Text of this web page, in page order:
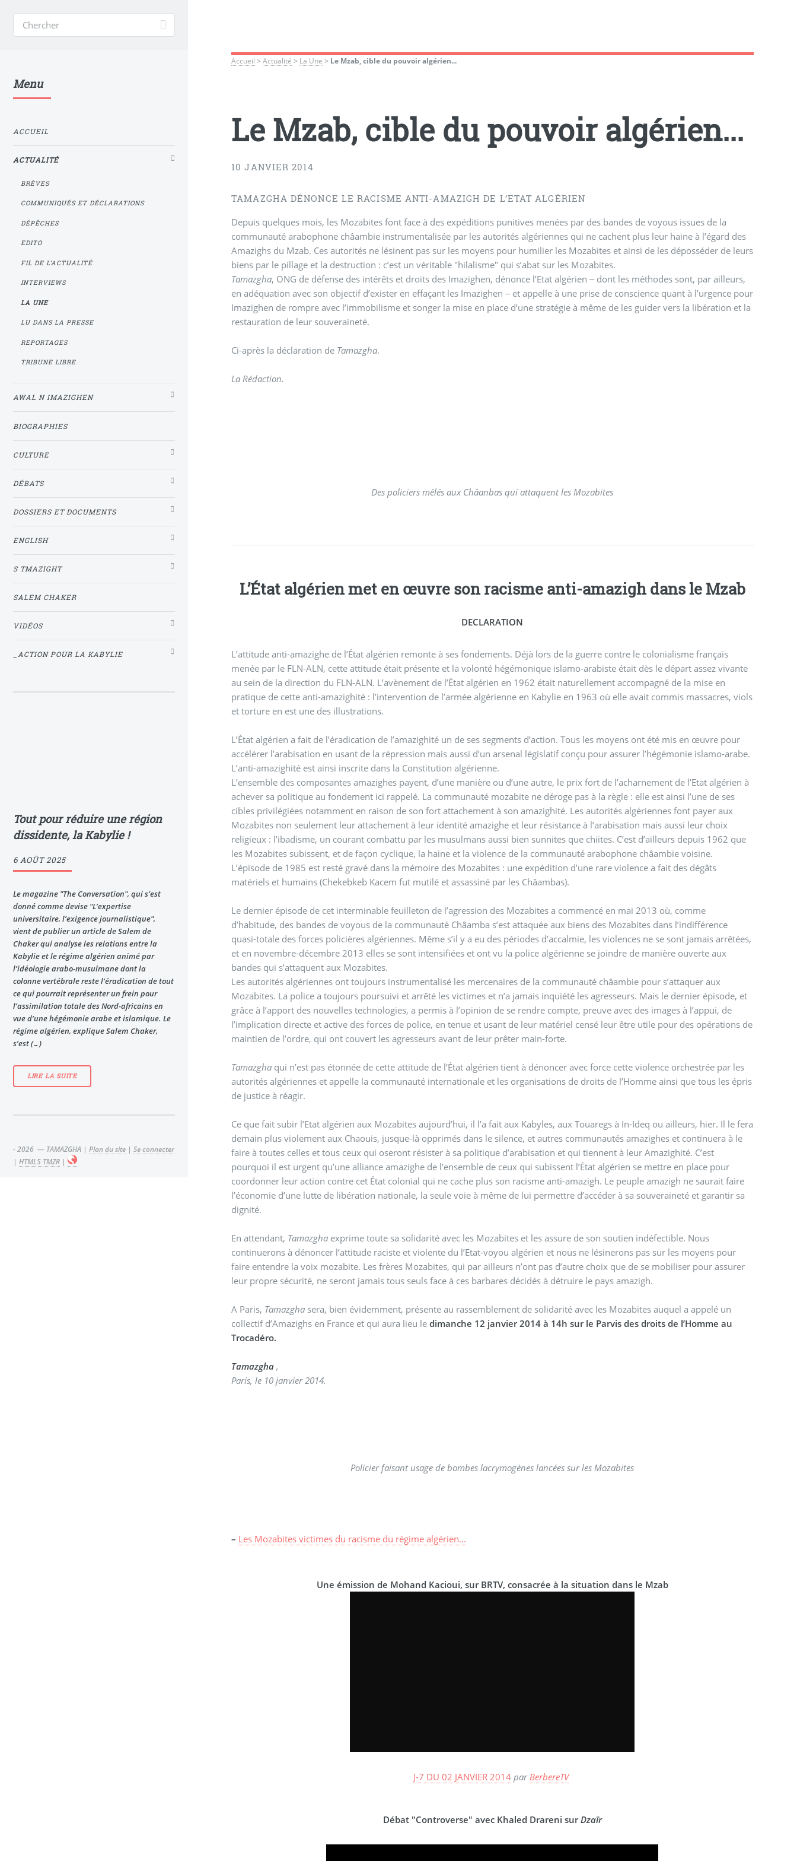
Accueil >Actualité > La Une > Le Mzab, cible du pouvoir algérien...
Le Mzab, cible du pouvoir algérien...
10 JANVIER 2014
TAMAZGHA DÉNONCE LE RACISME ANTI-AMAZIGH DE L’ETAT ALGÉRIEN
Depuis quelques mois, les Mozabites font face à des expéditions punitives menées par des bandes de voyous issues de la
communauté arabophone châambie instrumentalisée par les autorités algériennes qui ne cachent plus leur haine à l’égard des
Amazighs du Mzab. Ces autorités ne lésinent pas sur les moyens pour humilier les Mozabites et ainsi de les déposséder de leurs
biens par le pillage et la destruction : c’est un véritable "hilalisme" qui s’abat sur les Mozabites.
Tamazgha, ONG de défense des intérêts et droits des Imazighen, dénonce l’Etat algérien ‒ dont les méthodes sont, par ailleurs,
en adéquation avec son objectif d’exister en effaçant les Imazighen ‒ et appelle à une prise de conscience quant à l’urgence pour
Imazighen de rompre avec l’immobilisme et songer la mise en place d’une stratégie à même de les guider vers la libération et la
restauration de leur souveraineté.
Ci-après la déclaration de Tamazgha.
La Rédaction.
Des policiers mêlés aux Châanbas qui attaquent les Mozabites
L’État algérien met en œuvre son racisme anti-amazigh dans le Mzab
DECLARATION
L’attitude anti-amazighe de l’État algérien remonte à ses fondements. Déjà lors de la guerre contre le colonialisme français
menée par le FLN-ALN, cette attitude était présente et la volonté hégémonique islamo-arabiste était dès le départ assez vivante
au sein de la direction du FLN-ALN. L’avènement de l’État algérien en 1962 était naturellement accompagné de la mise en
pratique de cette anti-amazighité : l’intervention de l’armée algérienne en Kabylie en 1963 où elle avait commis massacres, viols
et torture en est une des illustrations.
L’État algérien a fait de l’éradication de l’amazighité un de ses segments d’action. Tous les moyens ont été mis en œuvre pour
accélérer l’arabisation en usant de la répression mais aussi d’un arsenal législatif conçu pour assurer l’hégémonie islamo-arabe.
L’anti-amazighité est ainsi inscrite dans la Constitution algérienne.
L’ensemble des composantes amazighes payent, d’une manière ou d’une autre, le prix fort de l’acharnement de l’Etat algérien à
achever sa politique au fondement ici rappelé. La communauté mozabite ne déroge pas à la règle : elle est ainsi l’une de ses
cibles privilégiées notamment en raison de son fort attachement à son amazighité. Les autorités algériennes font payer aux
Mozabites non seulement leur attachement à leur identité amazighe et leur résistance à l’arabisation mais aussi leur choix
religieux : l’ibadisme, un courant combattu par les musulmans aussi bien sunnites que chiites. C’est d’ailleurs depuis 1962 que
les Mozabites subissent, et de façon cyclique, la haine et la violence de la communauté arabophone châambie voisine.
L’épisode de 1985 est resté gravé dans la mémoire des Mozabites : une expédition d’une rare violence a fait des dégâts
matériels et humains (Chekebkeb Kacem fut mutilé et assassiné par les Châambas).
Le dernier épisode de cet interminable feuilleton de l’agression des Mozabites a commencé en mai 2013 où, comme
d’habitude, des bandes de voyous de la communauté Châamba s’est attaquée aux biens des Mozabites dans l’indifférence
quasi-totale des forces policières algériennes. Même s’il y a eu des périodes d’accalmie, les violences ne se sont jamais arrêtées,
et en novembre-décembre 2013 elles se sont intensifiées et ont vu la police algérienne se joindre de manière ouverte aux
bandes qui s’attaquent aux Mozabites.
Les autorités algériennes ont toujours instrumentalisé les mercenaires de la communauté châambie pour s’attaquer aux
Mozabites. La police a toujours poursuivi et arrêté les victimes et n’a jamais inquiété les agresseurs. Mais le dernier épisode, et
grâce à l’apport des nouvelles technologies, a permis à l’opinion de se rendre compte, preuve avec des images à l’appui, de
l’implication directe et active des forces de police, en tenue et usant de leur matériel censé leur être utile pour des opérations de
maintien de l’ordre, qui ont couvert les agresseurs avant de leur prêter main-forte.
Tamazgha qui n’est pas étonnée de cette attitude de l’État algérien tient à dénoncer avec force cette violence orchestrée par les
autorités algériennes et appelle la communauté internationale et les organisations de droits de l’Homme ainsi que tous les épris
de justice à réagir.
Ce que fait subir l’Etat algérien aux Mozabites aujourd’hui, il l’a fait aux Kabyles, aux Touaregs à In-Ideq ou ailleurs, hier. Il le fera
demain plus violement aux Chaouis, jusque-là opprimés dans le silence, et autres communautés amazighes et continuera à le
faire à toutes celles et tous ceux qui oseront résister à sa politique d’arabisation et qui tiennent à leur Amazighité. C’est
pourquoi il est urgent qu’une alliance amazighe de l’ensemble de ceux qui subissent l’État algérien se mettre en place pour
coordonner leur action contre cet État colonial qui ne cache plus son racisme anti-amazigh. Le peuple amazigh ne saurait faire
l’économie d’une lutte de libération nationale, la seule voie à même de lui permettre d’accéder à sa souveraineté et garantir sa
dignité.
En attendant, Tamazgha exprime toute sa solidarité avec les Mozabites et les assure de son soutien indéfectible. Nous
continuerons à dénoncer l’attitude raciste et violente du l’Etat-voyou algérien et nous ne lésinerons pas sur les moyens pour
faire entendre la voix mozabite. Les frères Mozabites, qui par ailleurs n’ont pas d’autre choix que de se mobiliser pour assurer
leur propre sécurité, ne seront jamais tous seuls face à ces barbares décidés à détruire le pays amazigh.
A Paris, Tamazgha sera, bien évidemment, présente au rassemblement de solidarité avec les Mozabites auquel a appelé un
collectif d’Amazighs en France et qui aura lieu ledimanche 12 janvier 2014 à 14h sur le Parvis des droits de l’Homme au
Trocadéro.
Tamazgha ,
Paris, le 10 janvier 2014.
Policier faisant usage de bombes lacrymogènes lancées sur les Mozabites
– Les Mozabites victimes du racisme du régime algérien...
Une émission de Mohand Kacioui, sur BRTV, consacrée à la situation dans le Mzab
J-7 DU 02 JANVIER 2014 parBerbereTV
Débat "Controverse" avec Khaled Drareni surDzaïr
Menu
ACCUEIL
ACTUALITÉ
BRÈVES
COMMUNIQUÉS ET DÉCLARATIONS
DÉPÊCHES
EDITO
FIL DE L’ACTUALITÉ
INTERVIEWS
LA UNE
LU DANS LA PRESSE
REPORTAGES
TRIBUNE LIBRE
AWAL N IMAZIGHEN
BIOGRAPHIES
CULTURE
DÉBATS
DOSSIERS ET DOCUMENTS
ENGLISH
S TMAZIGHT
SALEM CHAKER
VIDÉOS
_ACTION POUR LA KABYLIE
Tout pour réduire une région
dissidente, la Kabylie !
6 AOÛT 2025
Le magazine "The Conversation", qui s’est
donné comme devise "L’expertise
universitaire, l’exigence journalistique",
vient de publier un article de Salem de
Chaker qui analyse les relations entre la
Kabylie et le régime algérien animé par
l’idéologie arabo-musulmane dont la
colonne vertébrale reste l’éradication de tout
ce qui pourrait représenter un frein pour
l’assimilation totale des Nord-africains en
vue d’une hégémonie arabe et islamique. Le
régime algérien, explique Salem Chaker,
s’est (…)
LIRE LA SUITE
- 2026 — TAMAZGHA | Plan du site | Se connecter
| HTML5 TMZR |